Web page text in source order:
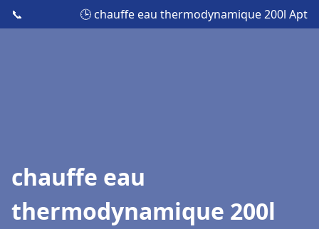
📞 🕒 chauffe eau thermodynamique 200l Apt
chauffe eau
thermodynamique 200l